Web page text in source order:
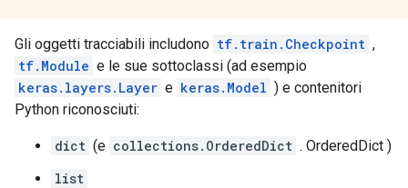
Gli oggetti tracciabili includono tf.train.Checkpoint ,
tf.Module e le sue sottoclassi (ad esempio
keras.layers.Layer e keras.Model ) e contenitori
Python riconosciuti:
dict (e collections.OrderedDict . OrderedDict )
list